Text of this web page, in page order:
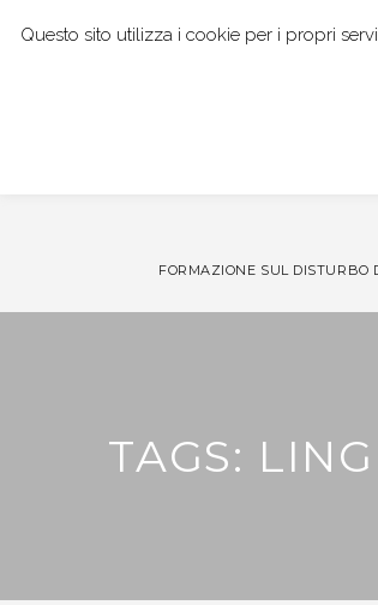
FORMAZIONE SUL DISTURBO
TAGS:
Questo sito utilizza i cookie per i propri